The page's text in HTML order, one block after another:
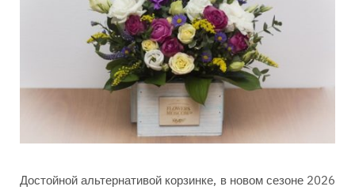
Достойной альтернативой корзинке, в новом сезоне 2026